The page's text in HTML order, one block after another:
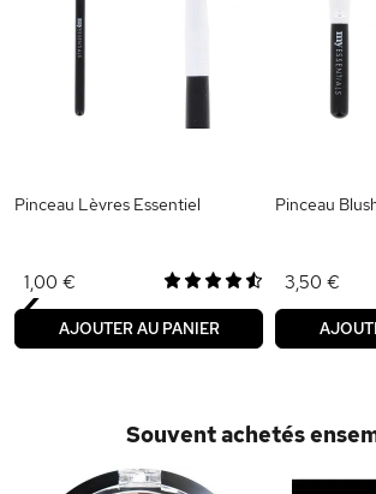
Pinceau Lèvres Essentiel
1,00 €
AJOUTER AU PANIER
Pinceau
3,50 €
‹
Souvent achetés